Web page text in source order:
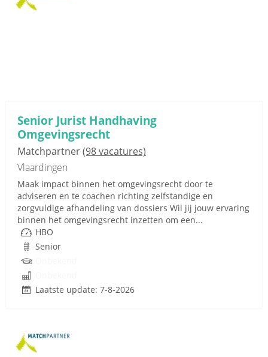
Senior Jurist Handhaving
Omgevingsrecht
Matchpartner(98 vacatures)
Vlaardingen
Maak impact binnen het omgevingsrecht door te
adviseren en te coachen richting zelfstandige en
zorgvuldige afhandeling van dossiers Wil jij jouw ervaring
binnen het omgevingsrecht inzetten om een...
HBO
Senior
Laatste update: 7-8-2026